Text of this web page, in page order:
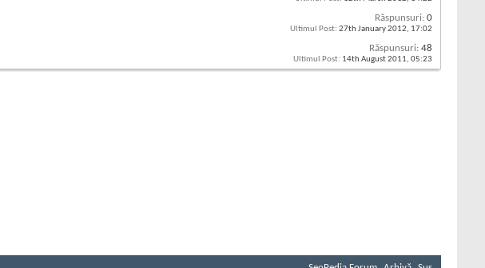
Răspunsuri: 0
Ultimul Post: 27th January 2012, 17:02
Răspunsuri: 48
Ultimul Post: 14th August 2011, 05:23